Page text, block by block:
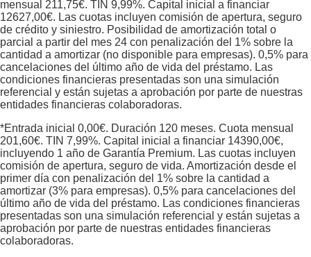
mensual 211,75€. TIN 9,99%. Capital inicial a financiar
12627,00€. Las cuotas incluyen comisión de apertura, seguro
de crédito y siniestro. Posibilidad de amortización total o
parcial a partir del mes 24 con penalización del 1% sobre la
cantidad a amortizar (no disponible para empresas). 0,5% para
cancelaciones del último año de vida del préstamo. Las
condiciones financieras presentadas son una simulación
referencial y están sujetas a aprobación por parte de nuestras
entidades financieras colaboradoras.
*Entrada inicial 0,00€. Duración 120 meses. Cuota mensual
201,60€. TIN 7,99%. Capital inicial a financiar 14390,00€,
incluyendo 1 año de Garantía Premium. Las cuotas incluyen
comisión de apertura, seguro de vida. Amortización desde el
primer día con penalización del 1% sobre la cantidad a
amortizar (3% para empresas). 0,5% para cancelaciones del
último año de vida del préstamo. Las condiciones financieras
presentadas son una simulación referencial y están sujetas a
aprobación por parte de nuestras entidades financieras
colaboradoras.